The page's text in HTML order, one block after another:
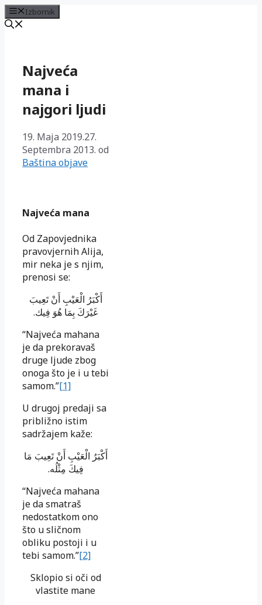
Izbornik
sadržajNajveća
mana i
najgori ljudi
19. Maja 2019.27.
Septembra 2013. od
Baština objave
Najveća mana
Od Zapovjednika
pravovjernih Alija,
mir neka je s njim,
prenosi se:
أَكْبَرُ الْعَيْبِ أَنْ تَعِيبَ
غَيْرَكَ بِمَا هُوَ فِيك.
“Najveća mahana
je da prekoravaš
druge ljude zbog
onoga što je i u tebi
samom.”[1]
U drugoj predaji sa
približno istim
sadržajem kaže:
أَكْبَرُ الْعَيْبِ أَنْ تَعِيبَ مَا
فِيكَ مِثْلُه.
“Najveća mahana
je da smatraš
nedostatkom ono
što u sličnom
obliku postoji i u
tebi samom.”[2]
Sklopio si oči od
vlastite mane